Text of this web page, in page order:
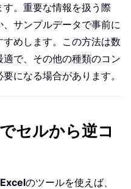
。重要な情報を扱う際
サンプルデータで事前に
めします。この方法は数
で、その他の種類のコン
になる場合があります。
セルから逆コ
のツールを使えば、